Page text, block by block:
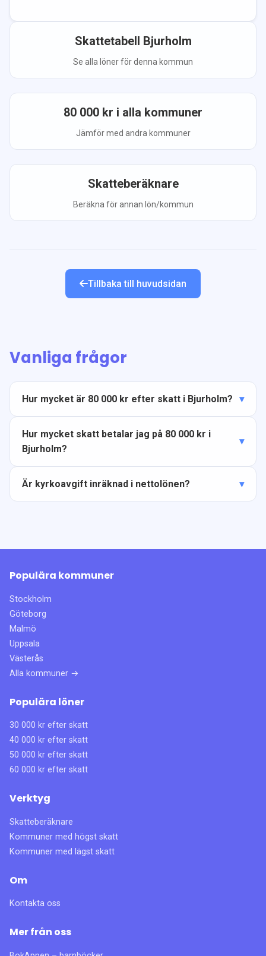
Skattetabell Bjurholm
Se alla löner för denna kommun
80 000 kr i alla kommuner
Jämför med andra kommuner
Skatteberäknare
Beräkna för annan lön/kommun
Tillbaka till huvudsidan
Vanliga frågor
Hur mycket är 80 000 kr efter skatt i Bjurholm?
Hur mycket skatt betalar jag på 80 000 kr i
Bjurholm?
Är kyrkoavgift inräknad i nettolönen?
Populära kommuner
Stockholm
Göteborg
Malmö
Uppsala
Västerås
Alla kommuner →
Populära löner
30 000 kr efter skatt
40 000 kr efter skatt
50 000 kr efter skatt
60 000 kr efter skatt
Verktyg
Skatteberäknare
Kommuner med högst skatt
Kommuner med lägst skatt
Om
Kontakta oss
Mer från oss